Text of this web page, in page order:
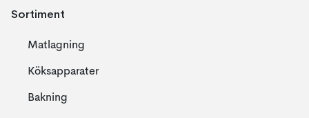
Sortiment
Matlagning
Köksapparater
Bakning